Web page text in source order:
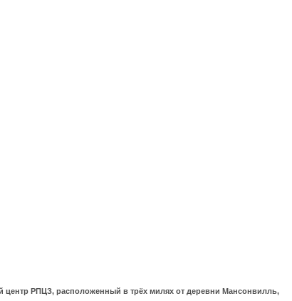
центр РПЦЗ, расположенный в трёх милях от деревни Мансонвилль,